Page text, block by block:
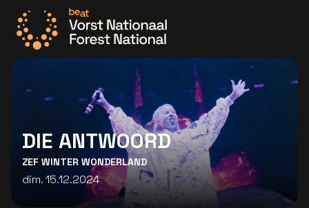
Allez à la page d'accueil
DIE ANTWOORD
ZEF WINTER WONDERLAND
dim. 15.12.2024